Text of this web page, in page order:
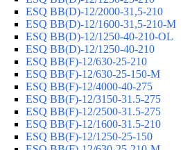
ESQ BB(D)-12/2000-31,5-210
ESQ BB(D)-12/1600-31,5-210-М
ESQ BB(D)-12/1250-40-210-OL
ESQ BB(D)-12/1250-40-210
ESQ ВВ(F)-12/630-25-210
ESQ ВВ(F)-12/630-25-150-М
ESQ ВВ(F)-12/4000-40-275
ESQ ВВ(F)-12/3150-31.5-275
ESQ ВВ(F)-12/2500-31.5-275
ESQ ВВ(F)-12/1600-31.5-210
ESQ ВВ(F)-12/1250-25-150